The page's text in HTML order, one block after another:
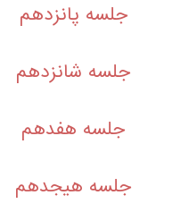
جلسه پانزدهم
جلسه شانزدهم
جلسه هفدهم
جلسه هیجدهم